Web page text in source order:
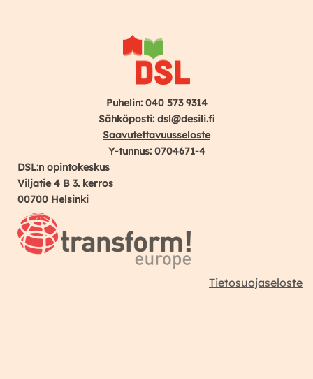
Puhelin: 040 573 9314
Sähköposti: dsl@desili.fi
Saavutettavuusseloste
Y-tunnus: 0704671-4
DSL:n opintokeskus
Viljatie 4 B 3. kerros
00700 Helsinki
Tietosuojaseloste